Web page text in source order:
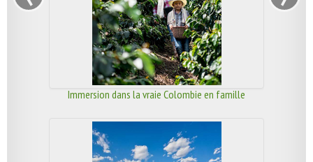
Immersion dans la vraie Colombie en famille